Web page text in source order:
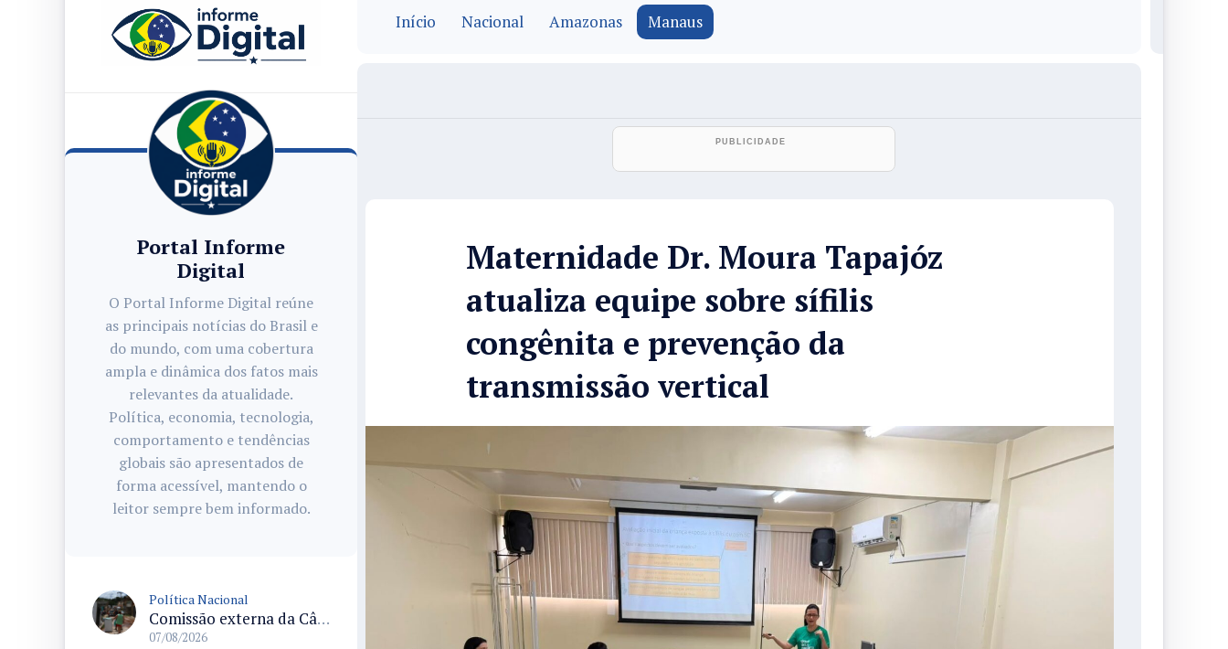
Portal Informe
Digital
O Portal Informe Digital reúne
as principais notícias do Brasil e
do mundo, com uma cobertura
ampla e dinâmica dos fatos mais
relevantes da atualidade.
Política, economia, tecnologia,
comportamento e tendências
globais são apresentados de
forma acessível, mantendo o
leitor sempre bem informado.
Política Nacional
Comissão externa da Câmara convoca audiência pública sobre chuvas na Zona da Mata de Minas Gerais e impactos em Juiz de Fora
07/08/2026
Início Nacional Amazonas Manaus
Maternidade Dr. Moura Tapajóz
atualiza equipe sobre sífilis
congênita e prevenção da
transmissão vertical